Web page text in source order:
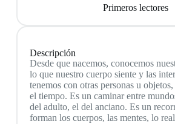
Primeros lectores
Descripción
Desde que nacemos, conocemos
lo que nuestro cuerpo siente y las
tenemos con otras personas u
el tiempo. Es un caminar entre
del adulto, el del anciano. Es un
forman los cuerpos, las mentes, lo